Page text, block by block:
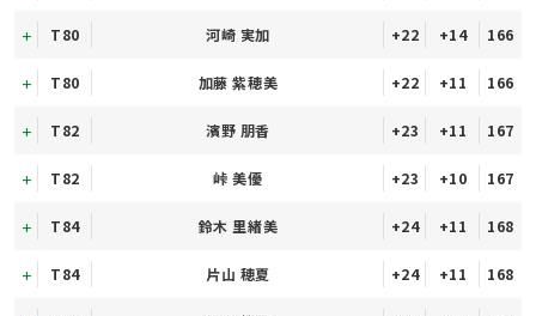
T80 河崎 実加 +22 +14 166
T80 加藤 紫穂美 +22 +11 166
T82 濱野 朋香 +23 +11 167
T82 峠 美優 +23 +10 167
T84 鈴木 里緒美 +24 +11 168
T84 片山 穂夏 +24 +11 168